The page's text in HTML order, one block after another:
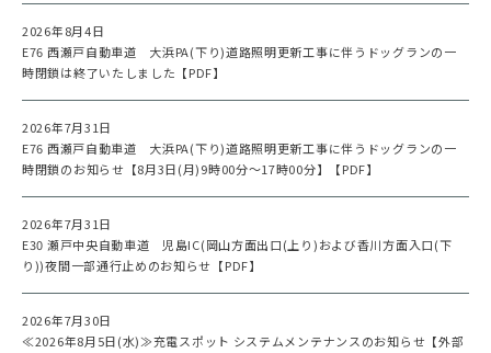
2026年8月4日
E76 西瀬戸自動車道 大浜PA(下り)道路照明更新工事に伴うドッグランの一
時閉鎖は終了いたしました【PDF】
2026年7月31日
E76 西瀬戸自動車道 大浜PA(下り)道路照明更新工事に伴うドッグランの一
時閉鎖のお知らせ【8月3日(月)9時00分～17時00分】【PDF】
2026年7月31日
E30 瀬戸中央自動車道 児島IC(岡山方面出口(上り)および香川方面入口(下
り))夜間一部通行止めのお知らせ【PDF】
2026年7月30日
≪2026年8月5日(水)≫充電スポット システムメンテナンスのお知らせ【外部